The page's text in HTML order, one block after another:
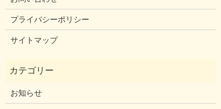
プライバシーポリシー
サイトマップ
お知らせ